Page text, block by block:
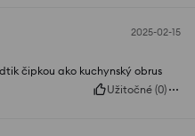
2025-02-15
čipkou ako kuchynský obrus
Užitočné (0)